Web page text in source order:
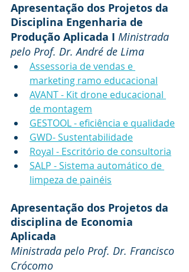
Apresentação dos Projetos da
Disciplina Engenharia de
Produção Aplicada I Ministrada
pelo Prof. Dr. André de Lima
Assessoria de vendas e
marketing ramo educacional
AVANT - Kit drone educacional
de montagem
GESTOOL - eficiência e qualidade
GWD- Sustentabilidade
Royal - Escritório de consultoria
SALP - Sistema automático de
limpeza de painéis
Apresentação dos Projetos da
disciplina de Economia
Aplicada
Ministrada pelo Prof. Dr. Francisco
Crócomo